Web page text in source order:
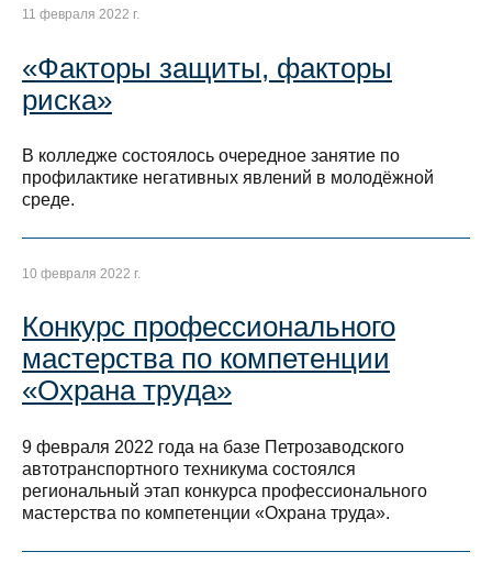
11 февраля 2022 г.
«Факторы защиты, факторы
риска»
В колледже состоялось очередное занятие по
профилактике негативных явлений в молодёжной
среде.
10 февраля 2022 г.
Конкурс профессионального
мастерства по компетенции
«Охрана труда»
9 февраля 2022 года на базе Петрозаводского
автотранспортного техникума состоялся
региональный этап конкурса профессионального
мастерства по компетенции «Охрана труда».